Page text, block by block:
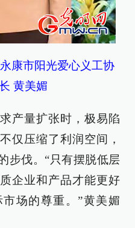
康市阳光爱心义工协
黄美媚
产量扩张时，极易陷
仅压缩了利润空间，
步伐。“只有摆脱低层
企业和产品才能更好
场的尊重。”黄美媚